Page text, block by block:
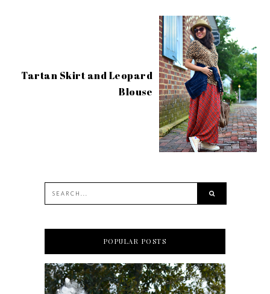
Tartan Skirt and Leopard
Blouse
POPULAR POSTS